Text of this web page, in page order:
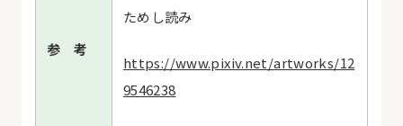
参 考
ためし読み
https://www.pixiv.net/artworks/12
9546238